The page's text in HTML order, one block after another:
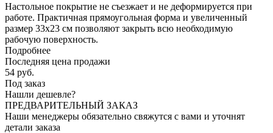
Настольное покрытие не съезжает и не деформируется при
работе. Практичная прямоугольная форма и увеличенный
размер 33x23 см позволяют закрыть всю необходимую
рабочую поверхность.
Подробнее
Последняя цена продажи
54 руб.
Под заказ
Нашли дешевле?
ПРЕДВАРИТЕЛЬНЫЙ ЗАКАЗ
Наши менеджеры обязательно свяжутся с вами и уточнят
детали заказа